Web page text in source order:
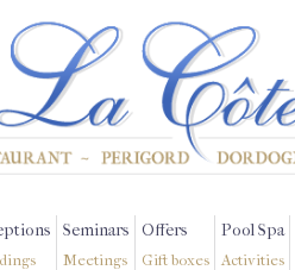
Seminars
Meetings
Offers
Gift boxes
Pool Spa
Activities